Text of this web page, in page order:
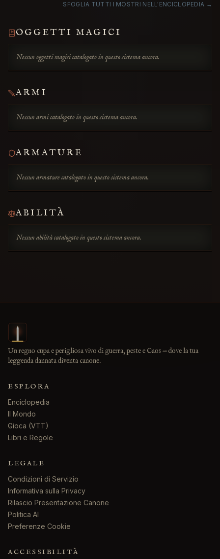
SFOGLIA TUTTI I MOSTRI NELL'ENCICLOPEDIA →
OGGETTI MAGICI
Nessun oggetti magici catalogato in questo sistema ancora.
ARMI
Nessun armi catalogato in questo sistema ancora.
ARMATURE
Nessun armature catalogato in questo sistema ancora.
ABILITÀ
Nessun abilità catalogato in questo sistema ancora.
Un regno cupa e perigliosa vivo di guerra, peste e Caos — dove la tua
leggenda dannata diventa canone.
ESPLORA
Enciclopedia
Il Mondo
Gioca (VTT)
Libri e Regole
LEGALE
Condizioni di Servizio
Informativa sulla Privacy
Rilascio Presentazione Canone
Politica AI
Preferenze Cookie
ACCESSIBILITÀ